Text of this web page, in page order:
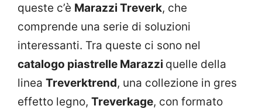
queste c’è Marazzi Treverk, che
comprende una serie di soluzioni
interessanti. Tra queste ci sono nel
catalogo piastrelle Marazzi quelle della
linea Treverktrend, una collezione in gres
effetto legno, Treverkage, con formato